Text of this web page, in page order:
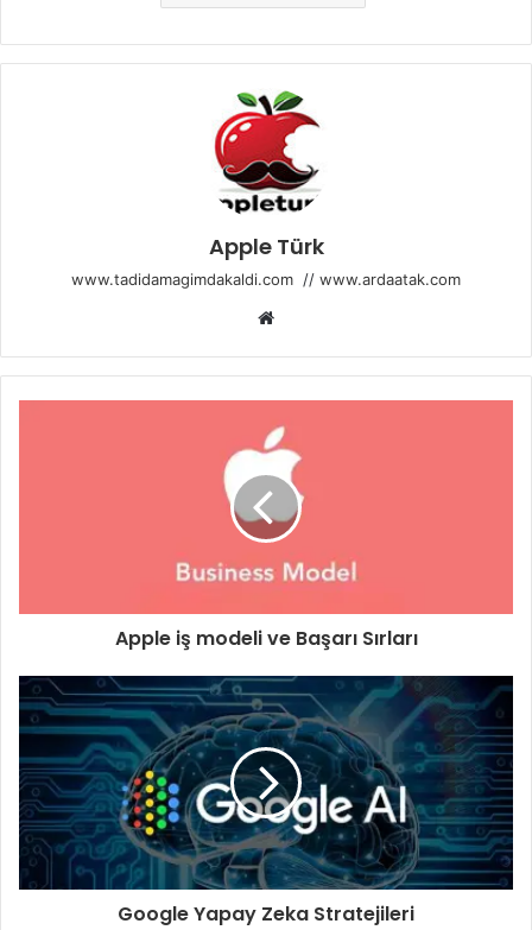
Apple Türk
www.tadidamagimdakaldi.com // www.ardaatak.com
Web
Apple iş modeli ve Başarı Sırları
Google Yapay Zeka Stratejileri